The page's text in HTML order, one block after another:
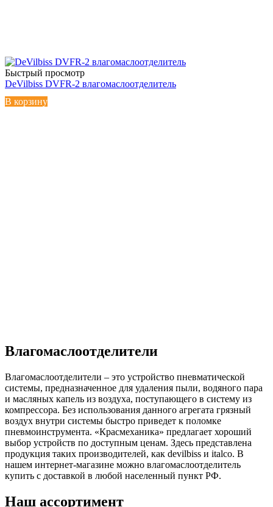
Быстрый просмотр
DeVilbiss DVFR-2 влагомаслоотделитель
В корзину
Влагомаслоотделители
Влагомаслоотделители – это устройство пневматической
системы, предназначенное для удаления пыли, водяного пара
и масляных капель из воздуха, поступающего в систему из
компрессора. Без использования данного агрегата грязный
воздух внутри системы быстро приведет к поломке
пневмоинструмента. «Красмеханика» предлагает хороший
выбор устройств по доступным ценам. Здесь представлена
продукция таких производителей, как devilbiss и italco. В
нашем интернет-магазине можно влагомаслоотделитель
купить с доставкой в любой населенный пункт РФ.
Наш ассортимент